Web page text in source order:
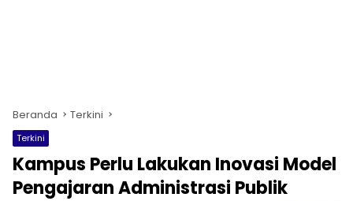
Beranda Terkini
Terkini
Kampus Perlu Lakukan Inovasi Model
Pengajaran Administrasi Publik